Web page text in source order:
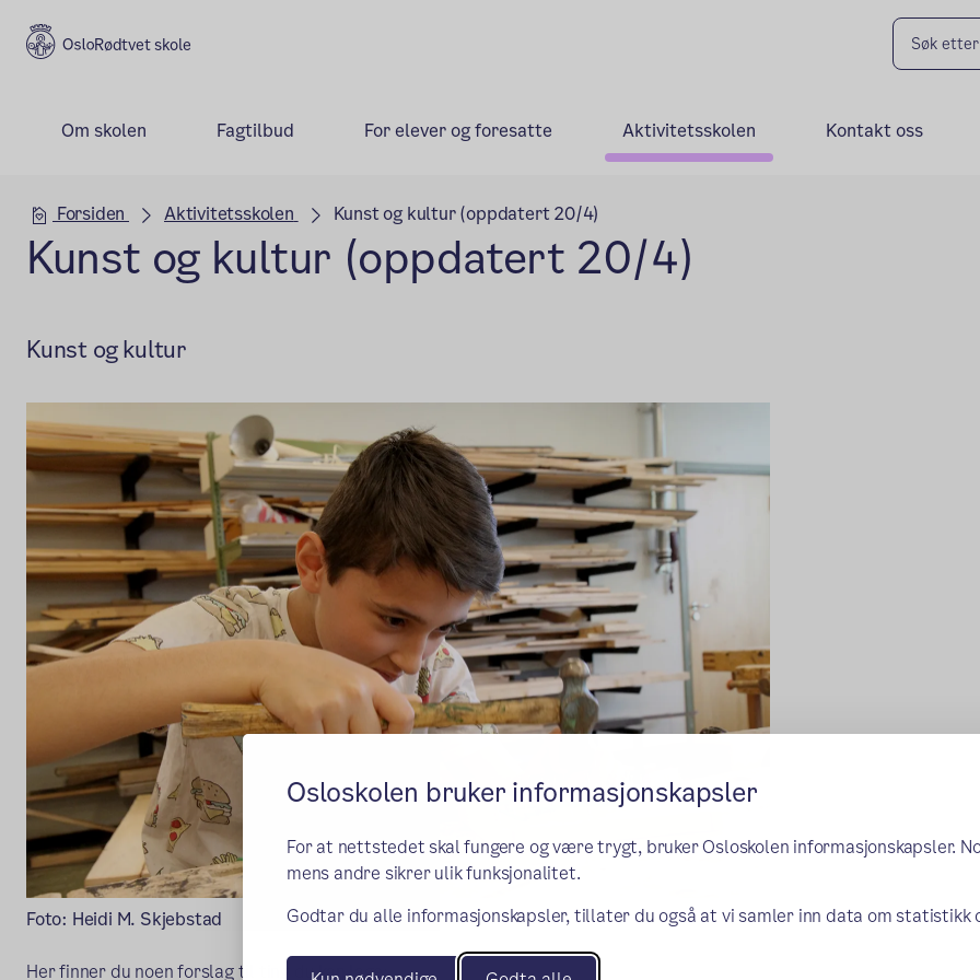
Osloskolen bruker informasjonskapsler
For at nettstedet skal fungere og være trygt, bruker Osloskolen informasjonskapsler.
mens andre sikrer ulik funksjonalitet.
Godtar du alle informasjonskapsler, tillater du også at vi samler inn data om statistikk
Rødtvet skole
Om skolen Fagtilbud For elever og foresatte Aktivitetsskolen Kontakt oss
Hovedseksjon
Forsiden Aktivitetsskolen Kunst og kultur (oppdatert 20/4)
Kunst og kultur (oppdatert 20/4)
Kunst og kultur
Foto: Heidi M. Skjebstad
Her finner du noen forslag til ting du kan lage: